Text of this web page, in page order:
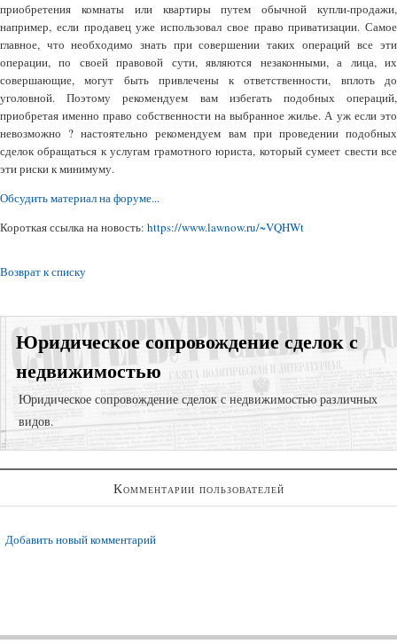
приобретения комнаты или квартиры путем обычной купли-продажи,
например, если продавец уже использовал свое право приватизации. Самое
главное, что необходимо знать при совершении таких операций все эти
операции, по своей правовой сути, являются незаконными, а лица, их
совершающие, могут быть привлечены к ответственности, вплоть до
уголовной. Поэтому рекомендуем вам избегать подобных операций,
приобретая именно право собственности на выбранное жилье. А уж если это
невозможно ? настоятельно рекомендуем вам при проведении подобных
сделок обращаться к услугам грамотного юриста, который сумеет свести все
эти риски к минимуму.
Обсудить материал на форуме...
Короткая ссылка на новость: https://www.lawnow.ru/~VQHWt
Возврат к списку
Юридическое сопровождение сделок с
недвижимостью
Юридическое сопровождение сделок с недвижимостью различных
видов.
Суд за самовольную постройку;
Юридическая проверка объекта недвижимости для сделки;
Комментарии пользователей
Добавить новый комментарий